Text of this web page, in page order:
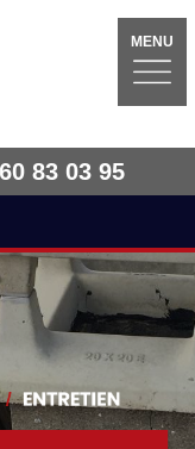
MENU
83 03 95